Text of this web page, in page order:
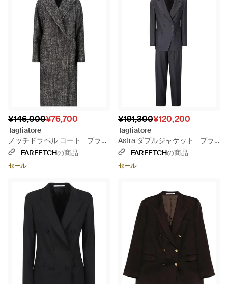
¥146,000¥76,700
Tagliatore
ノッチドラペル コート - ブラッ
ク
FARFETCHの商品
セール
¥191,300¥120,200
Tagliatore
Astra ダブルジャケット - ブラ
ックFARFETCHの商品
セール